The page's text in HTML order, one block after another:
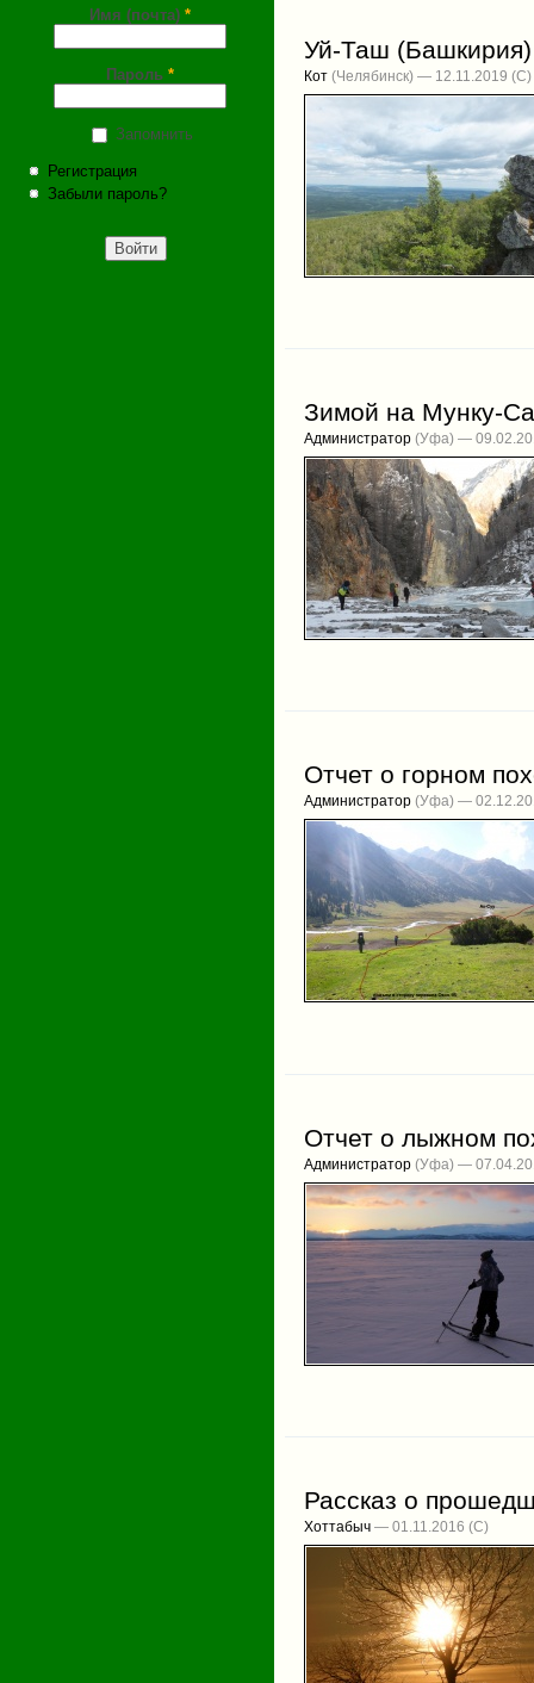
Имя (почта) *
Пароль *
Запомнить
Регистрация
Забыли пароль?
Уй-Таш (Башкирия)
Кот (Челябинск) — 12.11.2019
Зимой на Мунку-
Администратор (Уфа) —
Отчет о горном
Администратор (Уфа) —
Отчет о лыжном
Администратор (Уфа) —
Рассказ о
Хоттабыч — 01.11.2016